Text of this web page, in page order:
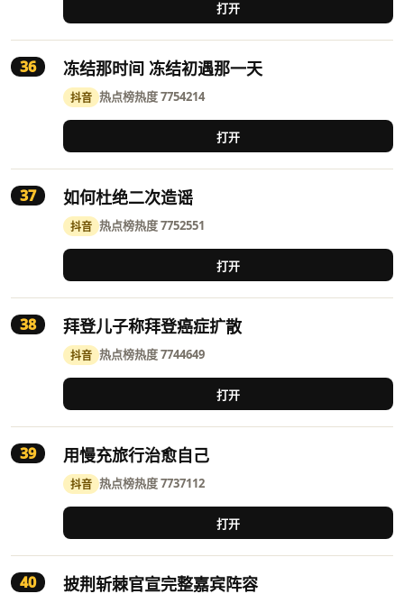
打开
36 冻结那时间 冻结初遇那一天
抖音 热点榜热度 7754214
打开
37 如何杜绝二次造谣
抖音 热点榜热度 7752551
打开
38 拜登儿子称拜登癌症扩散
抖音 热点榜热度 7744649
打开
39 用慢充旅行治愈自己
抖音 热点榜热度 7737112
打开
40 披荆斩棘官宣完整嘉宾阵容